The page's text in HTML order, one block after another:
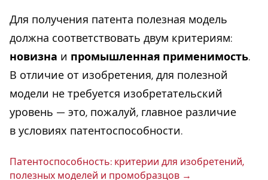
Для получения патента полезная модель
должна соответствовать двум критериям:
новизна и промышленная применимость.
В отличие от изобретения, для полезной
модели не требуется изобретательский
уровень — это, пожалуй, главное различие
в условиях патентоспособности.
Па­тен­то­спо­соб­ность: кри­те­рии для изоб­ре­те­ний,
по­лез­ных моделей и про­моб­раз­цов